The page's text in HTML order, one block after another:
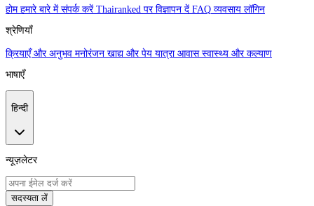
होम हमारे बारे में संपर्क करें Thairanked पर विज्ञापन दें FAQ व्यवसाय लॉगिन
श्रेणियाँ
क्रियाएँ और अनुभव मनोरंजन खाद्य और पेय यात्रा आवास स्वास्थ्य और कल्याण
भाषाएँ
हिन्दी
न्यूज़लेटर
सदस्यता लें